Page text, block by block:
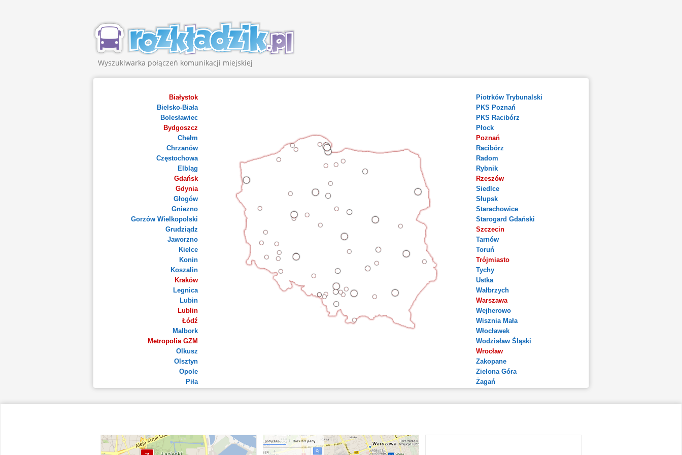
Wyszukiwarka połączeń komunikacji miejskiej
Białystok
Bielsko-Biała
Bolesławiec
Bydgoszcz
Chełm
Chrzanów
Częstochowa
Elbląg
Gdańsk
Gdynia
Głogów
Gniezno
Gorzów Wielkopolski
Grudziądz
Jaworzno
Kielce
Konin
Koszalin
Kraków
Legnica
Lubin
Lublin
Łódź
Malbork
Metropolia GZM
Olkusz
Olsztyn
Opole
Piła
Piotrków Trybunalski
PKS Poznań
PKS Racibórz
Płock
Poznań
Racibórz
Radom
Rybnik
Rzeszów
Siedlce
Słupsk
Starachowice
Starogard Gdański
Szczecin
Tarnów
Toruń
Trójmiasto
Tychy
Ustka
Wałbrzych
Warszawa
Wejherowo
Wisznia Mała
Włocławek
Wodzisław Śląski
Wrocław
Zakopane
Zielona Góra
Żagań